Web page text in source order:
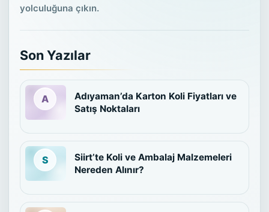
yolculuğuna çıkın.
Son Yazılar
Adıyaman’da Karton Koli Fiyatları ve
Satış Noktaları
Siirt’te Koli ve Ambalaj Malzemeleri
Nereden Alınır?